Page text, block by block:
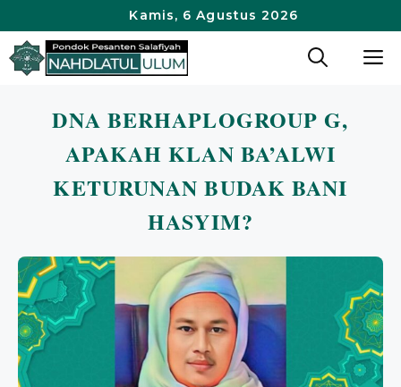
ke
isi
Kamis, 6 Agustus 2026
DNA BERHAPLOGROUP G,
APAKAH KLAN BA’ALWI
KETURUNAN BUDAK BANI
HASYIM?